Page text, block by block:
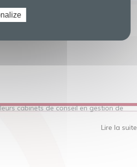
cabinets de conseil en gestion de
Lire la suite